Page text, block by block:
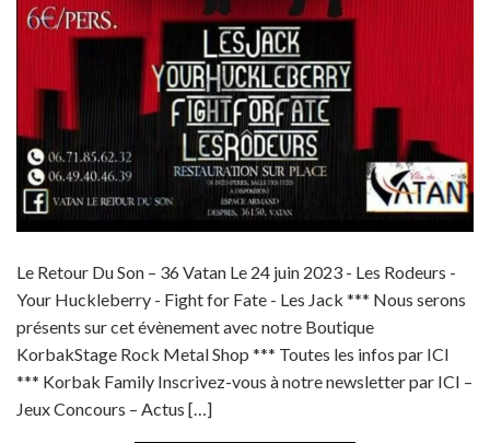
Le Retour Du Son – 36 Vatan Le 24 juin 2023 - Les Rodeurs -
Your Huckleberry - Fight for Fate - Les Jack *** Nous serons
présents sur cet évènement avec notre Boutique
KorbakStage Rock Metal Shop *** Toutes les infos par ICI
*** Korbak Family Inscrivez-vous à notre newsletter par ICI –
Jeux Concours – Actus […]